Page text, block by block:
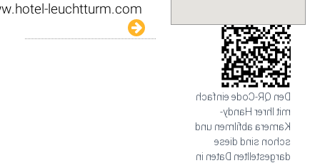
Den QR-Code einfach
mit Ihrer Handy-
Kamera abfilmen und
schon sind diese
dargestellten Daten in